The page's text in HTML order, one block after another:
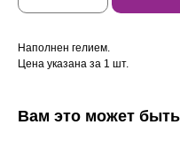
Наполнен гелием.
Цена указана за 1 шт.
Вам это может